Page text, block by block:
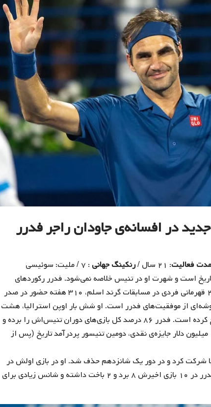
در افسانه‌ی جاودان راجر فدرر
مدت فعالیت: ۲۱ سال / رنکینگ جهانی : ۷ / ملیت: سوئیسی
است و شهرت او در تنیس خلاصه نمی‌شود. فدرر رکوردهای
بی‌شماری را در جهان تنیس به نام خود زده است. ۲۰ قهرمانی فردی در مسابقات گرند اسلم، ۳۱۰ هفته حضور در صدر
تنها گوشه‌ای از موفقیت‌های فدرر است. او شش بار اوپن استرالیا، هشت
بار تورنمنت ویمبلدون و پنج بار اوپن فرانسه را فتح کرده است. فدرر ۸۶ درصد کل بازی‌های دوران تنیس‌اش را برده و
مجموعا ۹۹ قهرمانی در کارنامه دارد. او با کسب ۱۲۰ میلیون دلار جایزه‌ی نقدی، دومین تنیسور پردرآمد تاریخ (پس از
استرالیا شرکت کرد و در دور یک شانزدهم حذف شد. او در بازی اولش در
دبیُ فیلیپ کولشرایبر را سه بر یک شکست داد. فدرر در ۱۰ بازی اخیرش ۸ برد و ۲ باخت داشته و شانس زیادی برای